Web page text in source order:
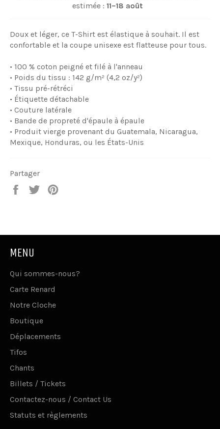
estimée : 11⁠–18 août
Doux et léger, ce T-Shirt est élastique à souhait. Il est
confortable et la coupe unisexe est flatteuse pour tous.
• 100 % coton peigné et filé à l'anneau
• Poids du tissu : 142 g/m² (4,2 oz/y²)
• Tissu pré-rétréci
• Étiquette détachable
• Couture latérale
• Bande de propreté d'épaule à épaule
• Produit vierge provenant du Guatemala, Nicaragua,
Mexique, Honduras, ou les États-Unis
Partager
PartagerTweeter
MENU
Qui sommes-nous?
Carte Renard
Notre Cloche
Boutique
Déplacements
Tifos
Chants
Billets / Tickets
Contactez-nous / Contact Us
Statuts et règlements